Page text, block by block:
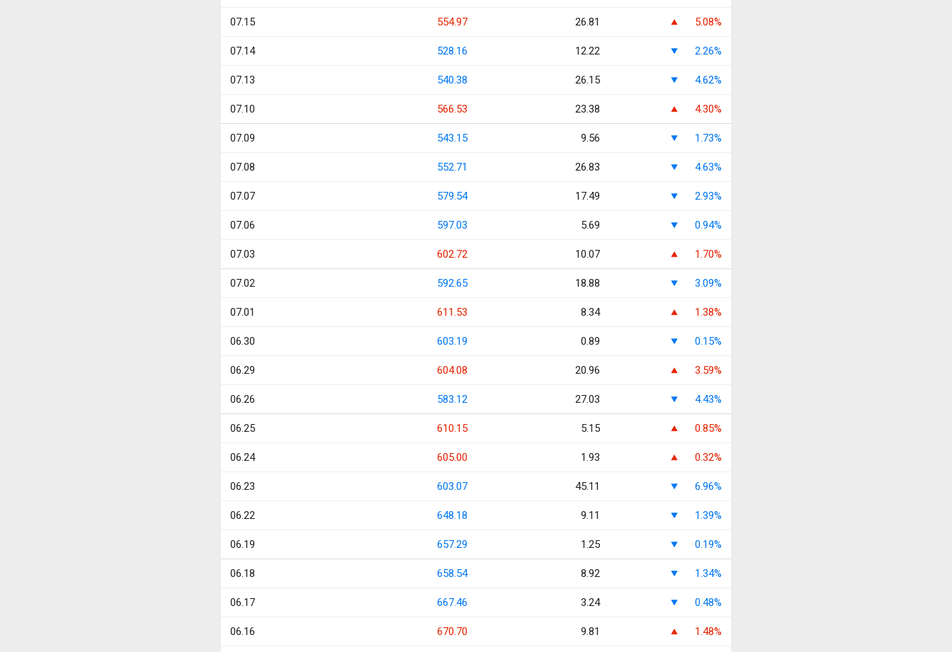
07.15 554.97 26.81 5.08%
07.14 528.16 12.22 2.26%
07.13 540.38 26.15 4.62%
07.10 566.53 23.38 4.30%
07.09 543.15 9.56 1.73%
07.08 552.71 26.83 4.63%
07.07 579.54 17.49 2.93%
07.06 597.03 5.69 0.94%
07.03 602.72 10.07 1.70%
07.02 592.65 18.88 3.09%
07.01 611.53 8.34 1.38%
06.30 603.19 0.89 0.15%
06.29 604.08 20.96 3.59%
06.26 583.12 27.03 4.43%
06.25 610.15 5.15 0.85%
06.24 605.00 1.93 0.32%
06.23 603.07 45.11 6.96%
06.22 648.18 9.11 1.39%
06.19 657.29 1.25 0.19%
06.18 658.54 8.92 1.34%
06.17 667.46 3.24 0.48%
06.16 670.70 9.81 1.48%